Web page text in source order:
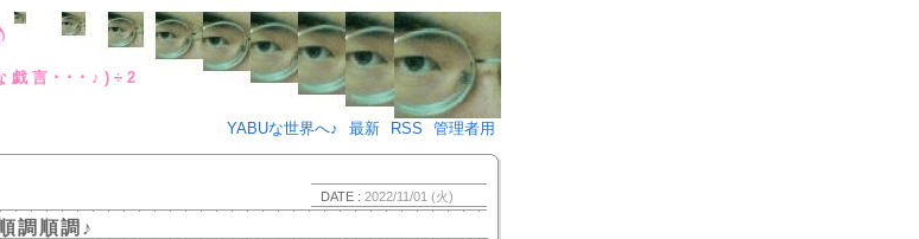
♪＋YABUな戯言･･･♪)÷2
YABUな世界へ♪
最新 RSS 管理者用
DATE : 2022/11/01 (火)
調順調♪